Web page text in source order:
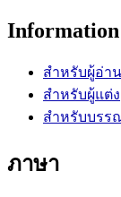
Information
สำหรับผู้อ่าน
สำหรับผู้แต่ง
สำหรับบรร
ภาษา